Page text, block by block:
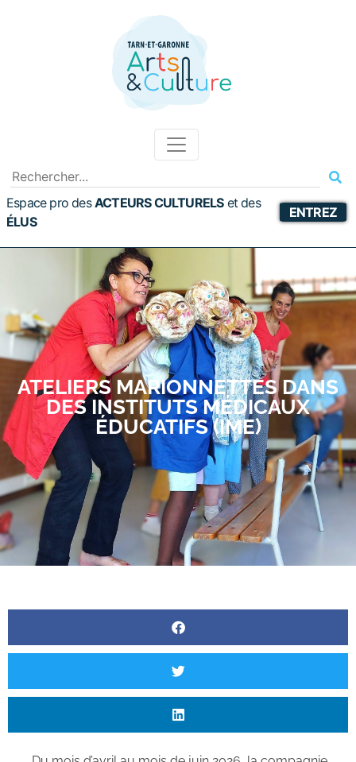
Espace pro desACTEURS CULTURELS etdes
ÉLUS
ENTREZ
ATELIERS MARIONNETTES DANS
DES INSTITUTS MÉDICAUX
ÉDUCATIFS (IME)